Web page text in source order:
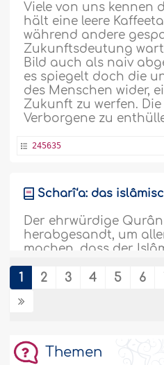
Viele von uns kennen
hält eine leere
während andere
Zukunftsdeutung
Bild auch als naiv
es spiegelt doch die
des Menschen wider,
Zukunft zu werfen.
Verborgene zu
245635
Scharî‘a: das
Der ehrwürdige
herabgesandt, um
machen, dass der
Erhabenen
Islâm bedeutet
Herrn der Welten,
gehorcht, Seinen
175597
1 2 3 4 5 6
Themen